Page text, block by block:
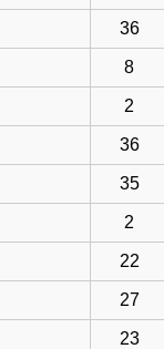
36
8
2
36
35
2
22
27
23